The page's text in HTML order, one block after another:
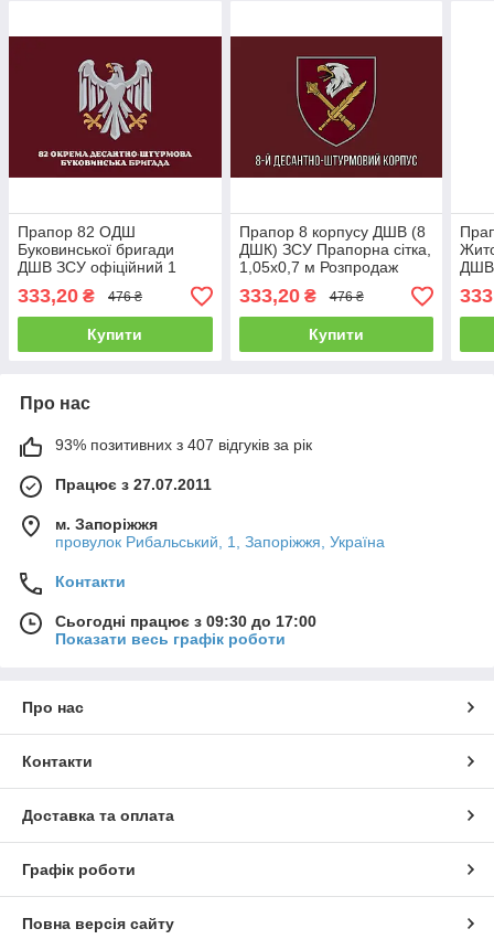
Прапор 82 ОДШ
Буковинської бригади
ДШВ ЗСУ офіційний 1
Атлас, 1,05х0,7 м
Розпродаж
333,20 ₴ 476 ₴
Купити
Прапор 8 корпусу ДШВ (8
ДШК) ЗСУ Прапорна сітка,
1,05х0,7 м Розпродаж
333,20₴ 476 ₴
Купити
ДШВ
Про нас
93% позитивних з 407 відгуків за рік
Працює з 27.07.2011
м. Запоріжжя
провулок Рибальський, 1, Запоріжжя, Україна
Контакти
Сьогодні працює з 09:30 до 17:00
Показати весь графік роботи
Про нас
Контакти
Доставка та оплата
Графік роботи
Повна версія сайту